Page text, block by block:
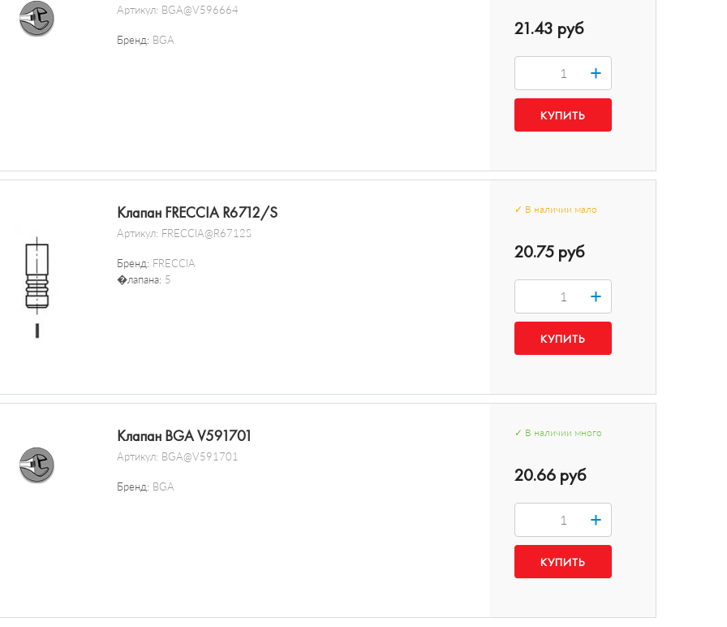
Артикул: BGA@V596664
Бренд: BGA
21.43 руб
+
Клапан FRECCIA R6712/S
Артикул: FRECCIA@R6712S
Бренд: FRECCIA
�лапана: 5
✓ В наличии мало
20.75 руб
+
Клапан BGA V591701
Артикул: BGA@V591701
Бренд: BGA
✓ В наличии много
20.66 руб
+